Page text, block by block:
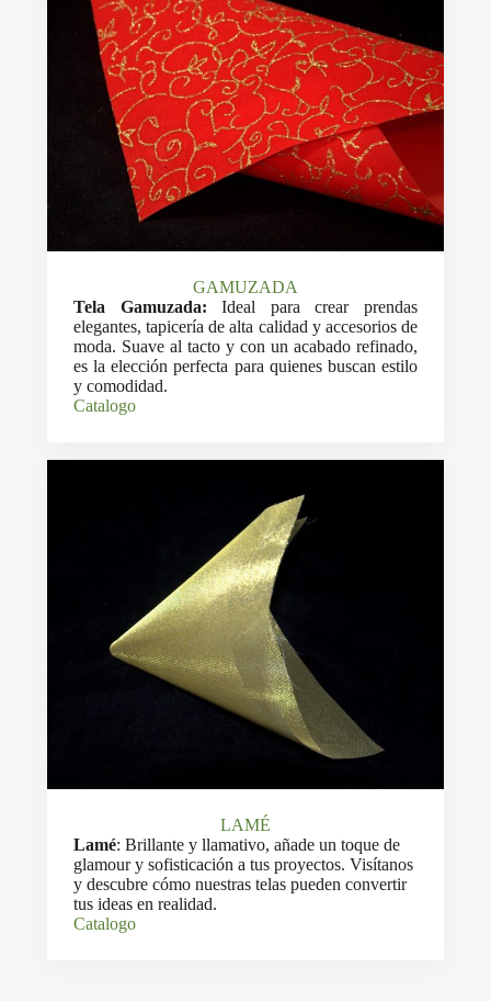
GAMUZADA
Tela Gamuzada: Ideal para crear prendas
elegantes, tapicería de alta calidad y accesorios de
moda. Suave al tacto y con un acabado refinado,
es la elección perfecta para quienes buscan estilo
y comodidad.
Catalogo
LAMÉ
Lamé: Brillante y llamativo, añade un toque de
glamour y sofisticación a tus proyectos. Visítanos
y descubre cómo nuestras telas pueden convertir
tus ideas en realidad.
Catalogo